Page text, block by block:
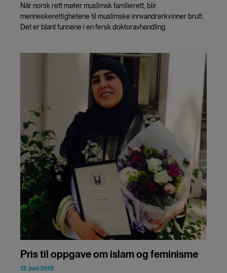
Når norsk rett møter muslimsk familierett, blir
menneskerettighetene til muslimske innvandrerkvinner brutt.
Det er blant funnene i en fersk doktoravhandling.
Pris til oppgave om islam og feminisme
12. juni 2015